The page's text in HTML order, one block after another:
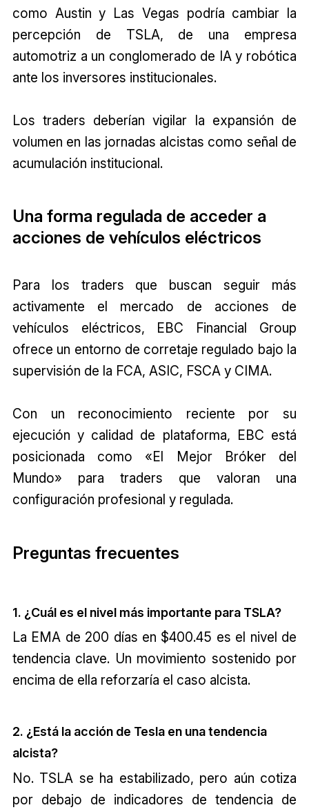
como Austin y Las Vegas podría cambiar la
percepción de TSLA, de una empresa
automotriz a un conglomerado de IA y robótica
ante los inversores institucionales.
Los traders deberían vigilar la expansión de
volumen en las jornadas alcistas como señal de
acumulación institucional.
Una forma regulada de acceder a
acciones de vehículos eléctricos
Para los traders que buscan seguir más
activamente el mercado de acciones de
vehículos eléctricos, EBC Financial Group
ofrece un entorno de corretaje regulado bajo la
supervisión de la FCA, ASIC, FSCA y CIMA.
Con un reconocimiento reciente por su
ejecución y calidad de plataforma, EBC está
posicionada como «El Mejor Bróker del
Mundo» para traders que valoran una
configuración profesional y regulada.
Preguntas frecuentes
1. ¿Cuál es el nivel más importante para TSLA?
La EMA de 200 días en $400.45 es el nivel de
tendencia clave. Un movimiento sostenido por
encima de ella reforzaría el caso alcista.
2. ¿Está la acción de Tesla en una tendencia
alcista?
No. TSLA se ha estabilizado, pero aún cotiza
por debajo de indicadores de tendencia de